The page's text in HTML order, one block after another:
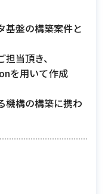
基盤の構築案件と
当頂き、
を用いて作成
機構の構築に携わ